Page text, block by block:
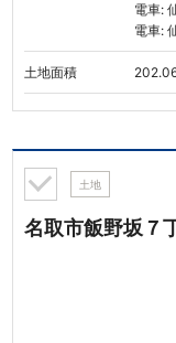
電車:
電車:
土地面積
土地
名取市飯野坂７